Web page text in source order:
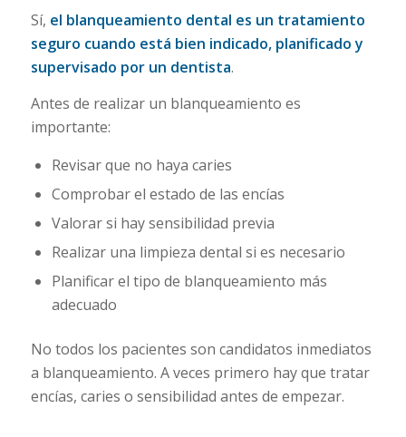
Sí, el blanqueamiento dental es un tratamiento
seguro cuando está bien indicado, planificado y
supervisado por un dentista.
Antes de realizar un blanqueamiento es
importante:
Revisar que no haya caries
Comprobar el estado de las encías
Valorar si hay sensibilidad previa
Realizar una limpieza dental si es necesario
Planificar el tipo de blanqueamiento más
adecuado
No todos los pacientes son candidatos inmediatos
a blanqueamiento. A veces primero hay que tratar
encías, caries o sensibilidad antes de empezar.